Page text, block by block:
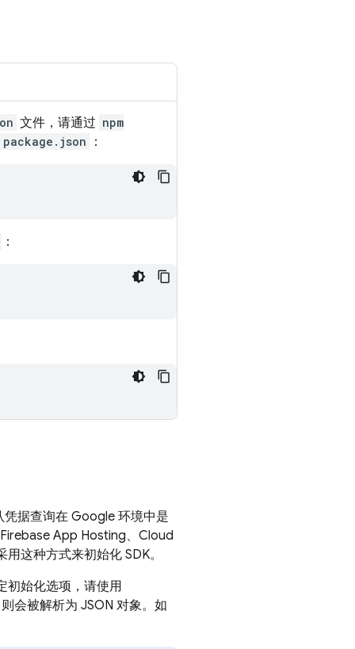
文件，请通过 npm
package.json
：
：
凭据查询在 Google 环境中是
Firebase App Hosting、Cloud
这种方式来初始化 SDK。
初始化选项，请使用
会被解析为 JSON 对象。如